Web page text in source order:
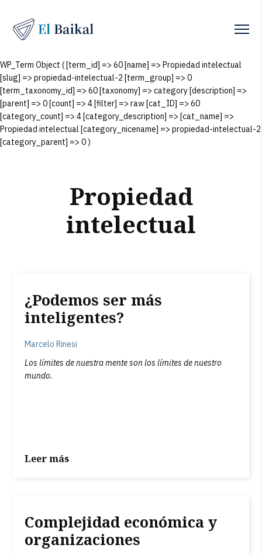
WP_Term Object ( [term_id] => 60 [name] => Propiedad intelectual
[slug] => propiedad-intelectual-2 [term_group] => 0
[term_taxonomy_id] => 60 [taxonomy] => category [description] =>
[parent] => 0 [count] => 4 [filter] => raw [cat_ID] => 60
[category_count] => 4 [category_description] => [cat_name] =>
Propiedad intelectual [category_nicename] => propiedad-intelectual-2
[category_parent] => 0 )
Propiedad
intelectual
¿Podemos ser más
inteligentes?
Marcelo Rinesi
Los límites de nuestra mente son los límites de nuestro
mundo.
Leer más
Complejidad económica y
organizaciones